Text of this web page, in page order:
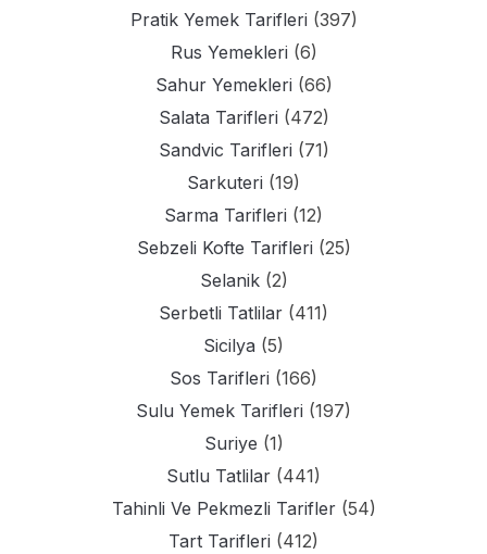
Pratik Yemek Tarifleri (397)
Rus Yemekleri (6)
Sahur Yemekleri (66)
Salata Tarifleri (472)
Sandvic Tarifleri (71)
Sarkuteri (19)
Sarma Tarifleri (12)
Sebzeli Kofte Tarifleri (25)
Selanik(2)
Serbetli Tatlilar (411)
Sicilya (5)
Sos Tarifleri (166)
Sulu Yemek Tarifleri (197)
Suriye (1)
Sutlu Tatlilar (441)
Tahinli Ve Pekmezli Tarifler(54)
Tart Tarifleri (412)